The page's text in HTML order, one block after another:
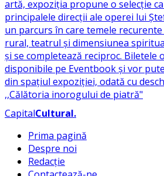
CapitalCultural.
Prima pagină
Despre noi
Redacție